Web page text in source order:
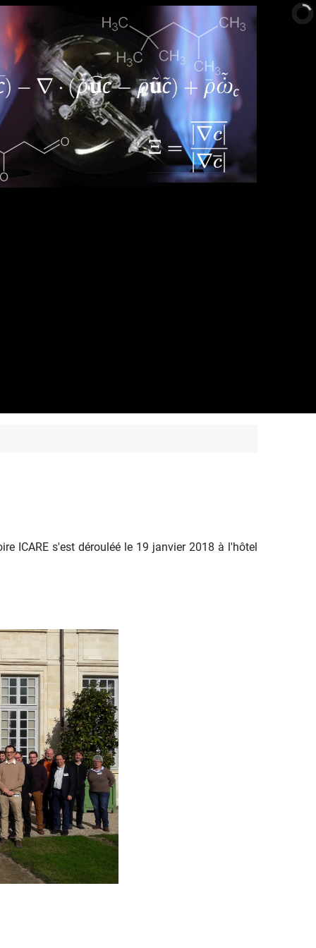
ICARE s'est dérouléé le 19 janvier 2018 à l'hôtel